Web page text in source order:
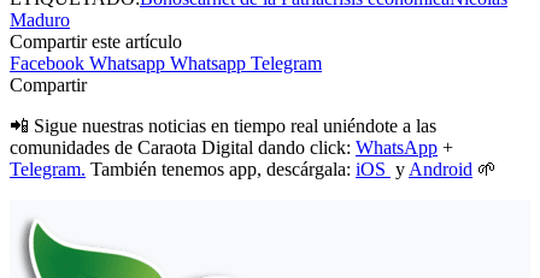
Maduro
Compartir este artículo
Facebook Whatsapp Whatsapp Telegram
Compartir
📲 Sigue nuestras noticias en tiempo real uniéndote a las
comunidades de Caraota Digital dando click: WhatsApp +
Telegram. También tenemos app, descárgala: iOS y Android 🌱